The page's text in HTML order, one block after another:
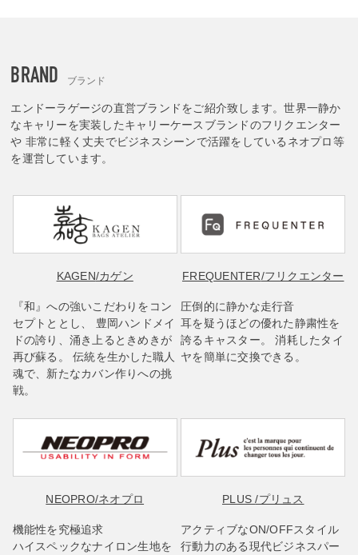
BRAND ブランド
エンドーラゲージの直営ブランドをご紹介致します。世界一静か
なキャリーを実装したキャリーケースブランドのフリクエンター
や 非常に軽く丈夫でビジネスシーンで活躍をしているネオプロ等
を運営しています。
KAGEN/カゲン
『和』への強いこだわりをコン
セプトととし、 豊岡ハンドメイ
ドの誇り、涌き上るときめきが
再び蘇る。 伝統を生かした職人
魂で、新たなカバン作りへの挑
戦。
FREQUENTER/フリクエンター
圧倒的に静かな走行音
耳を疑うほどの優れた静粛性を
誇るキャスター。 消耗したタイ
ヤを簡単に交換できる。
NEOPRO/ネオプロ
機能性を究極追求
ハイスペックなナイロン生地を
PLUS/プリュス
アクティブなON/OFFスタイル
行動力のある現代ビジネスパー